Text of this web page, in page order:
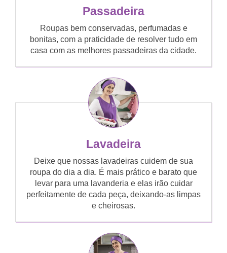
Passadeira
Roupas bem conservadas, perfumadas e
bonitas, com a praticidade de resolver tudo em
casa com as melhores passadeiras da cidade.
Lavadeira
Deixe que nossas lavadeiras cuidem de sua
roupa do dia a dia. É mais prático e barato que
levar para uma lavanderia e elas irão cuidar
perfeitamente de cada peça, deixando-as limpas
e cheirosas.